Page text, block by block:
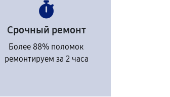
Срочный ремонт
Более 88% поломок
ремонтируем за 2 часа